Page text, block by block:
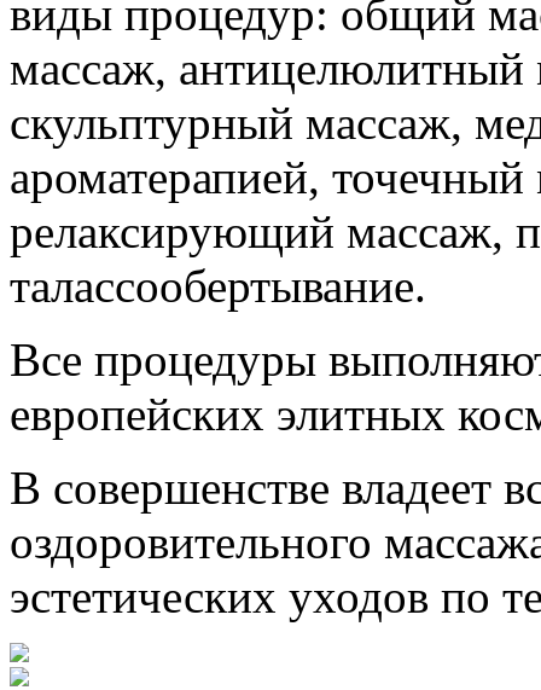
виды процедур: общий
массаж,
скульптурный массаж,
ароматерапией,
релаксирующий массаж,
талассообертывание.
Все процедуры
европейских элитных
В совершенстве владеет
оздоровительного
эстетических уходов по